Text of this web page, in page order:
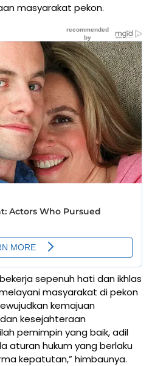
masyarakat pekon.
sepenuh hati dan ikhlas
masyarakat di pekon
kemajuan
kesejahteraan
pemimpin yang baik, adil
aturan hukum yang berlaku
kepatutan,” himbaunya.